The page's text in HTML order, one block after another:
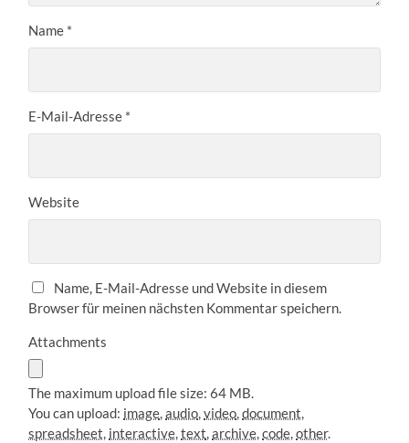
Name *
E-Mail-Adresse *
Website
Name, E-Mail-Adresse und Website in diesem
Browser für meinen nächsten Kommentar speichern.
Attachments
The maximum upload file size: 64 MB.
You can upload: image,audio,video,document,
spreadsheet, interactive,text,archive,code,other.